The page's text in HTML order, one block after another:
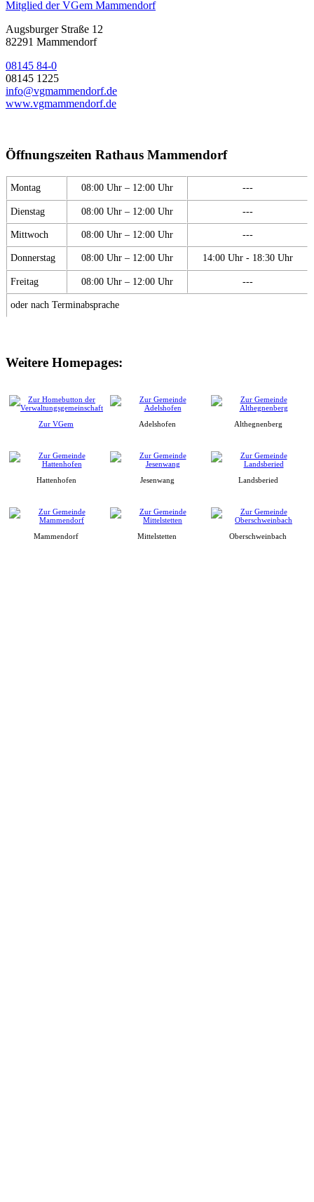
Mitglied der VGem Mammendorf
Augsburger Straße 12
82291 Mammendorf
08145 84-0
08145 1225
info@vgmammendorf.de
www.vgmammendorf.de
Öffnungszeiten Rathaus Mammendorf
Montag 08:00 Uhr – 12:00 Uhr ---
Dienstag 08:00 Uhr – 12:00 Uhr ---
Mittwoch 08:00 Uhr – 12:00 Uhr ---
Donnerstag 08:00 Uhr – 12:00 Uhr 14:00 Uhr - 18:30 Uhr
Freitag 08:00 Uhr – 12:00 Uhr ---
oder nach Terminabsprache
Weitere Homepages:
Zur VGem Adelshofen Althegnenberg
Hattenhofen Jesenwang Landsberied
Mammendorf Mittelstetten Oberschweinbach